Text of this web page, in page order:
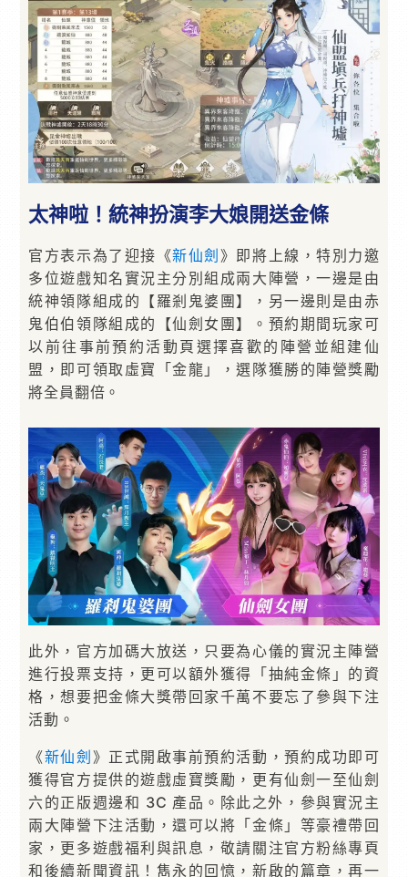
太神啦！統神扮演李大娘開送金條
官方表示為了迎接《新仙劍 》即將上線，特別力邀
多位遊戲知名實況主分別組成兩大陣營，一邊是由
統神領隊組成的【羅剎鬼婆團】，另一邊則是由赤
鬼伯伯領隊組成的【仙劍女團】。預約期間玩家可
以前往事前預約活動頁選擇喜歡的陣營並組建仙
盟，即可領取虛寶「金龍」，選隊獲勝的陣營獎勵
將全員翻倍。
此外，官方加碼大放送，只要為心儀的實況主陣營
進行投票支持，更可以額外獲得「抽純金條」的資
格，想要把金條大獎帶回家千萬不要忘了參與下注
活動。
《新仙劍 》正式開啟事前預約活動，預約成功即可
獲得官方提供的遊戲虛寶獎勵，更有仙劍一至仙劍
六的正版週邊和 3C 產品。除此之外，參與實況主
兩大陣營下注活動，還可以將「金條」等豪禮帶回
家，更多遊戲福利與訊息，敬請關注官方粉絲專頁
和後續新聞資訊！雋永的回憶，新啟的篇章，再一